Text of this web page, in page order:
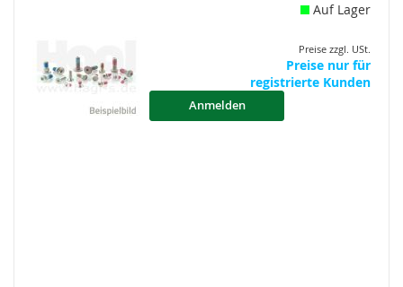
Auf Lager
Preise zzgl. USt.
Preise nur für
registrierte Kunden
Anmelden